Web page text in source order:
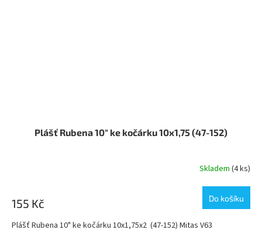
Plášť Rubena 10" ke kočárku 10x1,75 (47-152)
Skladem (4 ks)
155 Kč Do košíku
Plášť Rubena 10" ke kočárku 10x1,75x2 (47-152) Mitas V63